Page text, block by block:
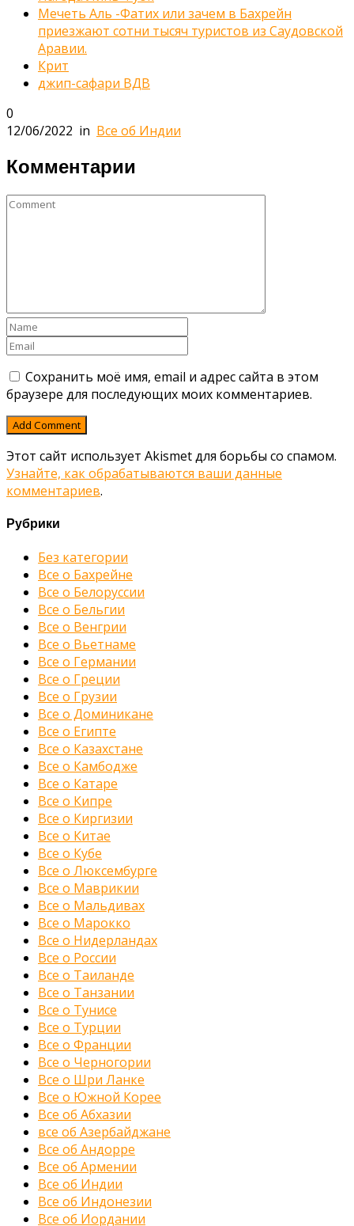
Мечеть Аль -Фатих или зачем в Бахрейн
приезжают сотни тысяч туристов из Саудовской
Аравии.
Крит
джип-сафари ВДВ
0
12/06/2022 in Все об Индии
Комментарии
Сохранить моё имя, email и адрес сайта в этом
браузере для последующих моих комментариев.
Этот сайт использует Akismet для борьбы со спамом.
Узнайте, как обрабатываются ваши данные
комментариев.
Рубрики
Без категории
Все о Бахрейне
Все о Белоруссии
Все о Бельгии
Все о Венгрии
Все о Вьетнаме
Все о Германии
Все о Греции
Все о Грузии
Все о Доминикане
Все о Египте
Все о Казахстане
Все о Камбодже
Все о Катаре
Все о Кипре
Все о Киргизии
Все о Китае
Все о Кубе
Все о Люксембурге
Все о Маврикии
Все о Мальдивах
Все о Марокко
Все о Нидерландах
Все о России
Все о Таиланде
Все о Танзании
Все о Тунисе
Все о Турции
Все о Франции
Все о Черногории
Все о Шри Ланке
Все о Южной Корее
Все об Абхазии
все об Азербайджане
Все об Андорре
Все об Армении
Все об Индии
Все об Индонезии
Все об Иордании